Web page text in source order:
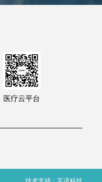
医疗云平台